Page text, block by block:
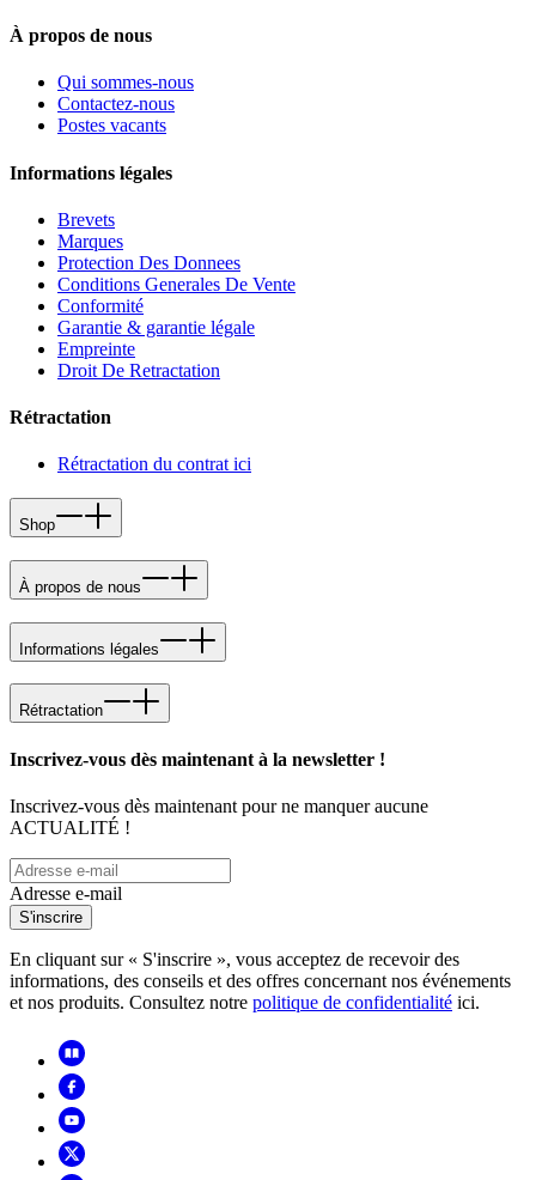
À propos de nous
Qui sommes-nous
Contactez-nous
Postes vacants
Informations légales
Brevets
Marques
Protection Des Donnees
Conditions Generales De Vente
Conformité
Garantie & garantie légale
Empreinte
Droit De Retractation
Rétractation
Rétractation du contrat ici
Shop
À propos de nous
Informations légales
Rétractation
Inscrivez-vous dès maintenant à la newsletter !
Inscrivez-vous dès maintenant pour ne manquer aucune
ACTUALITÉ !
Adresse e-mail
S'inscrire
En cliquant sur « S'inscrire », vous acceptez de recevoir des
informations, des conseils et des offres concernant nos événements
et nos produits. Consultez notre politique de confidentialité ici.